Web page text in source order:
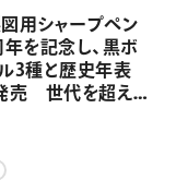
用シャープペン
を記念し、黒ボ
3種と歴史年表
売 世代を超え
ーティストに愛さ